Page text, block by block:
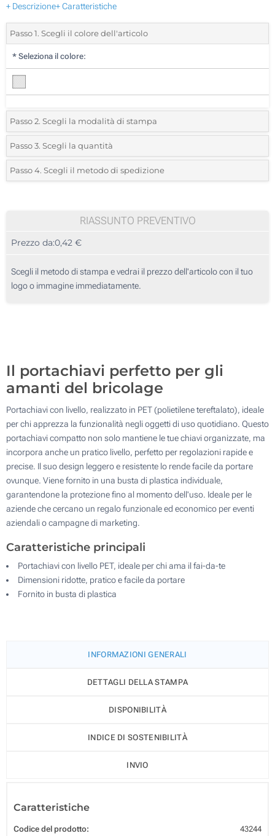
+ Descrizione+ Caratteristiche
Passo 1. Scegli il colore dell'articolo
* Seleziona il colore:
Passo 2. Scegli la modalità di stampa
*Seleziona la posizione di stampa e il colore del vostro logo:
1 Colore (Su un lato)
3 Colori (Su un lato)
Stampa digitale (Parte superiore)
Passo 3. Scegli la quantità
*Quantità desiderata:
50
125
250
Passo 4. Scegli il metodo di spedizione
RIASSUNTO PREVENTIVO
Prezzo da:0,42 €
Scegli il metodo di stampa e vedrai il prezzo dell'articolo con il tuo
logo o immagine immediatamente.
Il portachiavi perfetto per gli
amanti del bricolage
Portachiavi con livello, realizzato in PET (polietilene tereftalato), ideale
per chi apprezza la funzionalità negli oggetti di uso quotidiano. Questo
portachiavi compatto non solo mantiene le tue chiavi organizzate, ma
incorpora anche un pratico livello, perfetto per regolazioni rapide e
precise. Il suo design leggero e resistente lo rende facile da portare
ovunque. Viene fornito in una busta di plastica individuale,
garantendone la protezione fino al momento dell'uso. Ideale per le
aziende che cercano un regalo funzionale ed economico per eventi
aziendali o campagne di marketing.
Caratteristiche principali
Portachiavi con livello PET, ideale per chi ama il fai-da-te
Dimensioni ridotte, pratico e facile da portare
Fornito in busta di plastica
INFORMAZIONI GENERALI
DETTAGLI DELLA STAMPA
DISPONIBILITÀ
INDICE DI SOSTENIBILITÀ
INVIO
Caratteristiche
Codice del prodotto: 43244